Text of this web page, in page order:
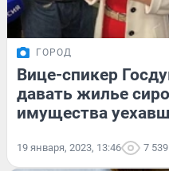
ГОРОД
Вице-спикер
давать жилье
имущества
19 января, 2023, 13:46 7 539